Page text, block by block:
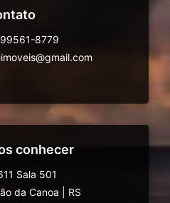
8779
conhecer
Sala 501
da Canoa
RS